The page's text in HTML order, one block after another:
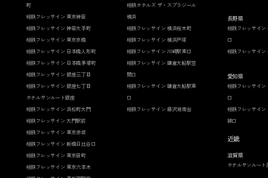
町
相鉄フレッサイン 東京神田
相鉄フレッサイン 神田大手町
相鉄フレッサイン 東京京橋
相鉄フレッサイン 日本橋人形町
相鉄フレッサイン 日本橋茅場町
相鉄フレッサイン 銀座三丁目
相鉄フレッサイン 銀座七丁目
ホテルサンルート銀座
相鉄フレッサイン 浜松町大門
相鉄フレッサイン 大門駅前
相鉄フレッサイン 東京赤坂
相鉄フレッサイン 新橋日比谷口
相鉄フレッサイン 東京田町
相鉄フレッサイン 東京六本木
相鉄ホテルズ ザ・スプラジール
横浜
相鉄フレッサイン 横浜桜木町
相鉄フレッサイン 横浜戸塚
相鉄フレッサイン 川崎駅東口
相鉄フレッサイン 鎌倉大船駅笠
間口
相鉄フレッサイン 鎌倉大船駅東
口
相鉄フレッサイン 藤沢湘南台
長野県
相鉄フレッサイン
口
相鉄フレッサイン
愛知県
相鉄フレッサイン
口
相鉄フレッサイン
線口
近畿
滋賀県
ホテルサンルート